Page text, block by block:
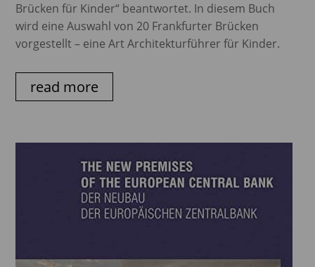
Brücken für Kinder“ beantwortet. In diesem Buch
wird eine Auswahl von 20 Frankfurter Brücken
vorgestellt – eine Art Architekturführer für Kinder.
read more